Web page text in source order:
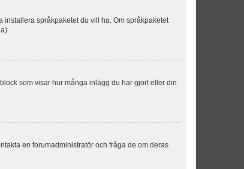
installera språkpaketet du vill ha. Om språkpaketet
som visar hur många inlägg du har gjort eller din
en forumadministratör och fråga de om deras